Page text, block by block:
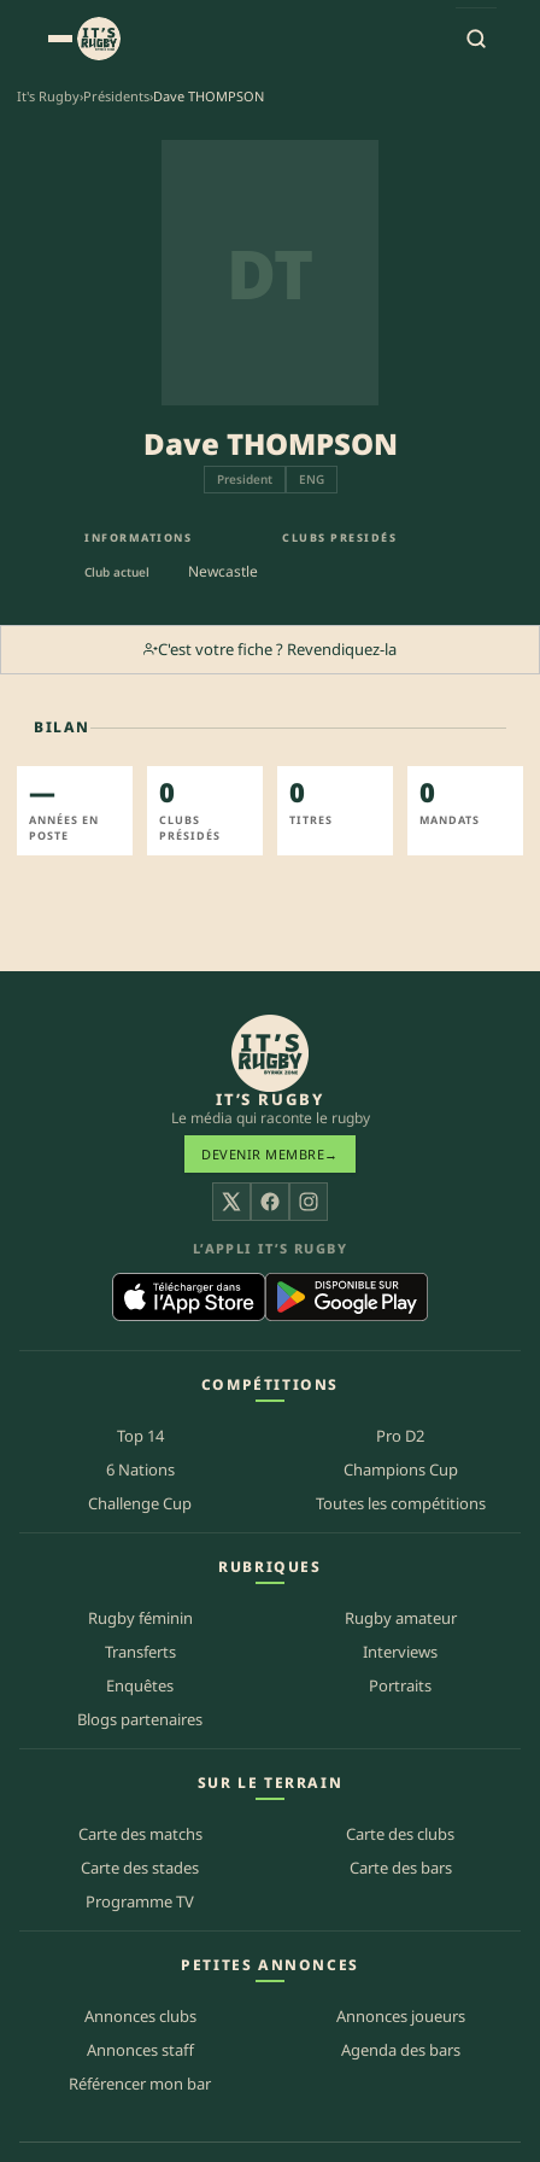
It's Rugby›Présidents›Dave THOMPSON
DT
Dave THOMPSON
President ENG
INFORMATIONS
Club actuel Newcastle
CLUBS PRESIDÉS
C'est votre fiche ? Revendiquez-la
BILAN
—
ANNÉES EN
POSTE
0
CLUBS
PRÉSIDÉS
0
TITRES
0
MANDATS
IT’S RUGBY
Le média qui raconte le rugby
DEVENIR MEMBRE→
X FacebookInstagram
L’APPLI IT’S RUGBY
COMPÉTITIONS
Top 14
Pro D2
6 Nations
Champions Cup
Challenge Cup
Toutes les compétitions
RUBRIQUES
Rugby féminin
Rugby amateur
Transferts
Interviews
Enquêtes
Portraits
Blogs partenaires
SUR LE TERRAIN
Carte des matchs
Carte des clubs
Carte des stades
Carte des bars
Programme TV
PETITES ANNONCES
Annonces clubs
Annonces joueurs
Annonces staff
Agenda des bars
Référencer mon bar